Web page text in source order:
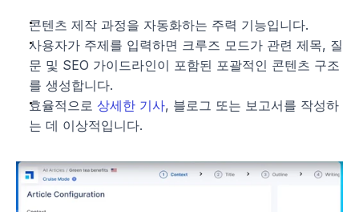
콘텐츠 제작 과정을 자동화하는 주력 기능입니다.
사용자가 주제를 입력하면 크루즈 모드가 관련 제목, 질
문 및 SEO 가이드라인이 포함된 포괄적인 콘텐츠 구조
를 생성합니다.
효율적으로 상세한 기사, 블로그 또는 보고서를 작성하
는 데 이상적입니다.